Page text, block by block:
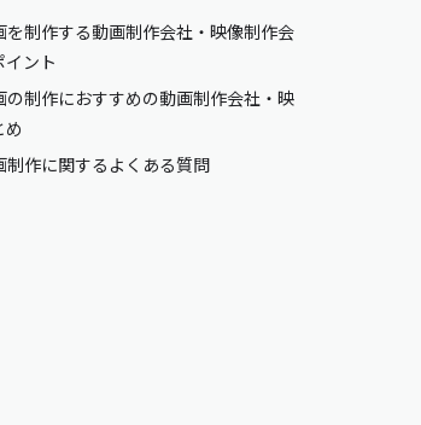
制作する動画制作会社・映像制作会
ント
制作におすすめの動画制作会社・映
制作に関するよくある質問